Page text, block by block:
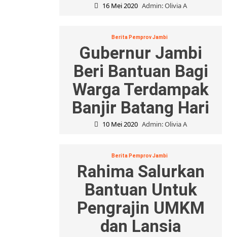
16 Mei 2020 Admin: Olivia A
Berita Pemprov Jambi
Gubernur Jambi
Beri Bantuan Bagi
Warga Terdampak
Banjir Batang Hari
10 Mei 2020 Admin: Olivia A
Berita Pemprov Jambi
Rahima Salurkan
Bantuan Untuk
Pengrajin UMKM
dan Lansia